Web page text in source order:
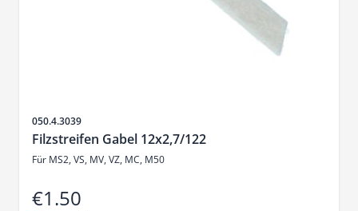
Sku
050.4.3039
Filzstreifen Gabel 12x2,7/122
Für MS2, VS, MV, VZ, MC, M50
€1.50